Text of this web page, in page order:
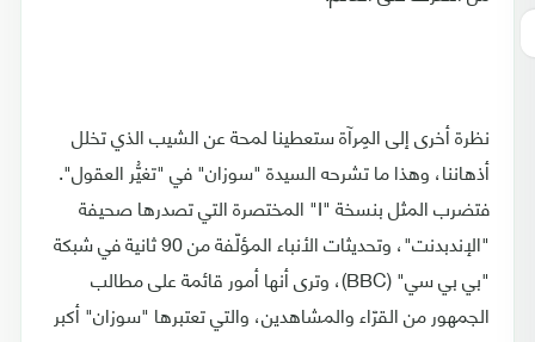
نظرة أخرى إلى المِرآة ستعطينا لمحة عن الشيب الذي تخلل
أذهاننا، وهذا ما تشرحه السيدة "سوزان" في "تغيُّر العقول".
فتضرب المثل بنسخة "I" المختصرة التي تصدرها صحيفة
"الإندبدنت"، وتحديثات الأنباء المؤلّفة من 90 ثانية في شبكة
"بي بي سي" (BBC)، وترى أنها أمور قائمة على مطالب
الجمهور من القرّاء والمشاهدين، والتي تعتبرها "سوزان" أكبر